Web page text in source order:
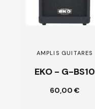
AMPLIS GUITARES
EKO - G-BS10
60,00 €
Ajouter au
panier